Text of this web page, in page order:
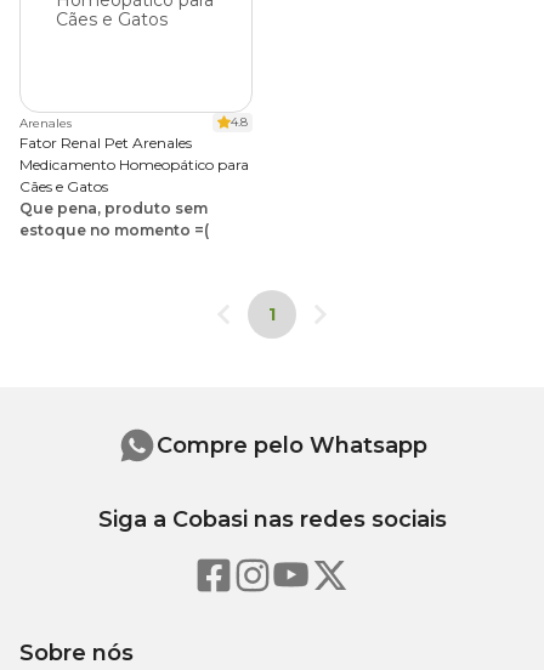
Arenales 4.8
Fator Renal Pet Arenales
Medicamento Homeopático para
Cães e Gatos
Que pena, produto sem
estoque no momento =(
1
Sobre nós
Compre pelo Whatsapp
Siga a Cobasi nas redes sociais